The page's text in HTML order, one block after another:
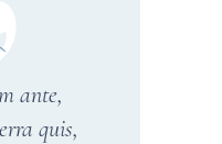
ante,
quis,